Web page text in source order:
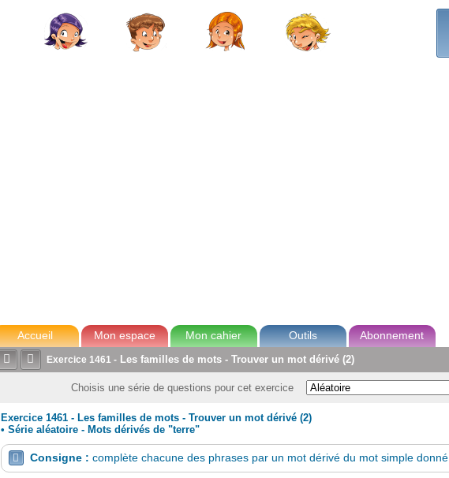
avec Zoé Tom Lou Max
Accueil Mon espace Mon cahier Outils Abonnement
  Exercice 1461- Les familles de mots - Trouver un mot dérivé (2)
Choisis une série de questions pour cet exercice
Exercice 1461 - Les familles de mots - Trouver un mot dérivé (2)
• Série aléatoire - Mots dérivés de "terre"
 Consigne : complète chacune des phrases par un mot dérivé du mot simple donné.